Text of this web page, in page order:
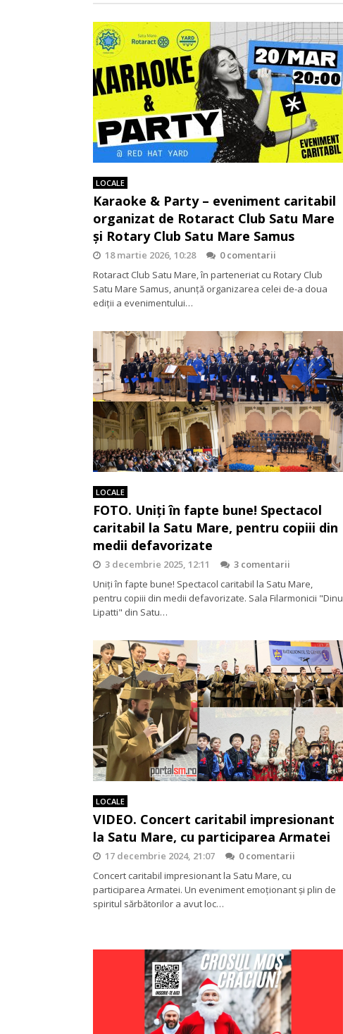
LOCALE
Karaoke & Party – eveniment caritabil
organizat de Rotaract Club Satu Mare
și Rotary Club Satu Mare Samus
18 martie 2026, 10:28
0 comentarii
Rotaract Club Satu Mare, în parteneriat cu Rotary Club
Satu Mare Samus, anunță organizarea celei de-a doua
ediții a evenimentului…
LOCALE
FOTO. Uniți în fapte bune! Spectacol
caritabil la Satu Mare, pentru copiii din
medii defavorizate
3 decembrie 2025, 12:11
3 comentarii
Uniți în fapte bune! Spectacol caritabil la Satu Mare,
pentru copiii din medii defavorizate. Sala Filarmonicii "Dinu
Lipatti" din Satu…
LOCALE
VIDEO. Concert caritabil impresionant
la Satu Mare, cu participarea Armatei
17 decembrie 2024, 21:07
0 comentarii
Concert caritabil impresionant la Satu Mare, cu
participarea Armatei. Un eveniment emoționant și plin de
spiritul sărbătorilor a avut loc…